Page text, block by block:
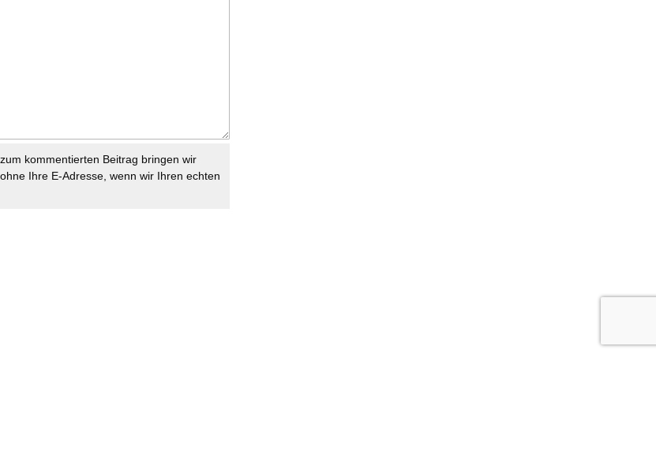
kommentierten Beitrag bringen wir
Ihre E-Adresse, wenn wir Ihren echten